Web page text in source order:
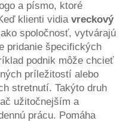
a písmo, ktoré
klienti vidia vreckový
spoločnosť, vytvárajú
pridanie špecifických
podnik môže chcieť
príležitostí alebo
stretnutí. Takýto druh
užitočnejším a
prácu. Pomáha